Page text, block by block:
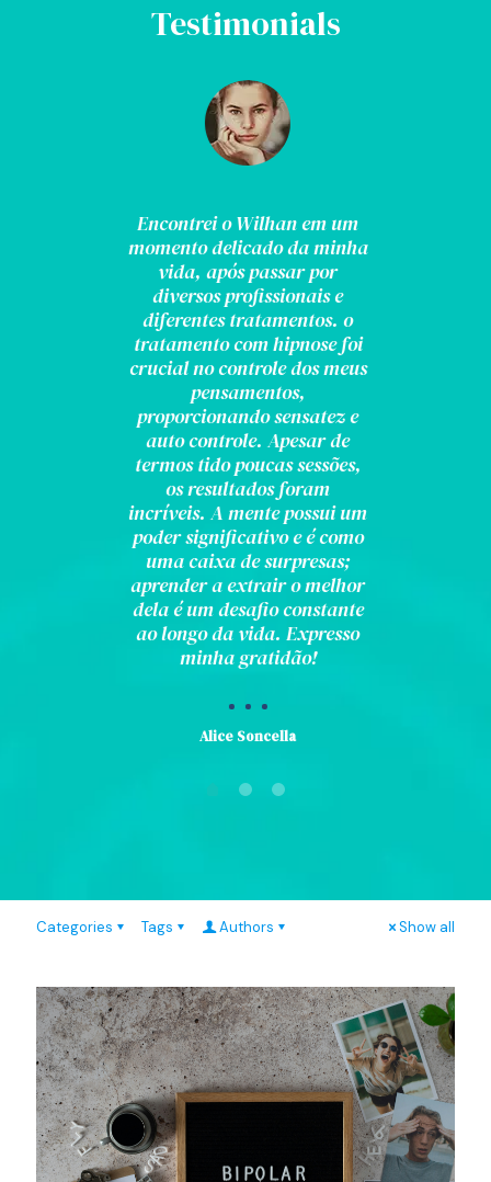
Testimonials
Encontrei o Wilhan em um
momento delicado da minha
vida, após passar por
diversos profissionais e
diferentes tratamentos. o
tratamento com hipnose foi
crucial no controle dos meus
pensamentos,
proporcionando sensatez e
auto controle. Apesar de
termos tido poucas sessões,
os resultados foram
incríveis. A mente possui um
poder significativo e é como
uma caixa de surpresas;
aprender a extrair o melhor
dela é um desafio constante
ao longo da vida. Expresso
minha gratidão!
Alice Soncella